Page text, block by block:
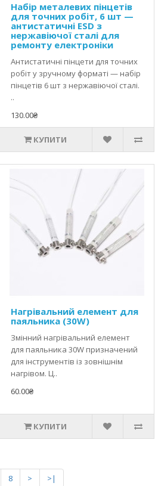
Набір металевих пінцетів
для точних робіт, 6 шт —
антистатичні ESD з
нержавіючої сталі для
ремонту електроніки
Антистатичні пінцети для точних
робіт у зручному форматі — набір
пінцетів 6 шт з нержавіючої сталі.
..
130.00₴
КУПИТИ
Нагрівальний елемент для
паяльника (30W)
Змінний нагрівальний елемент
для паяльника 30W призначений
для інструментів із зовнішнім
нагрівом. Ц..
60.00₴
КУПИТИ
8 > >|